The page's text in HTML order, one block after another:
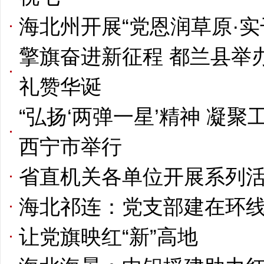
海北州开展“党恩润草原·
擎旗奋进新征程 都兰县举
礼赞华诞
“弘扬‘两弹一星’精神 凝
西宁市举行
省直机关各单位开展系列
海北祁连：党支部建在环
让党旗映红“新”高地